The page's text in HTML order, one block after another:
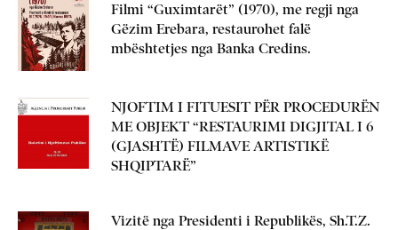
Filmi “Guximtarët” (1970), me regji nga
Gëzim Erebara, restaurohet falë
mbështetjes nga Banka Credins.
NJOFTIM I FITUESIT PËR PROCEDURËN
ME OBJEKT “RESTAURIMI DIGJITAL I 6
(GJASHTË) FILMAVE ARTISTIKË
SHQIPTARË”
Vizitë nga Presidenti i Republikës, Sh.T.Z.